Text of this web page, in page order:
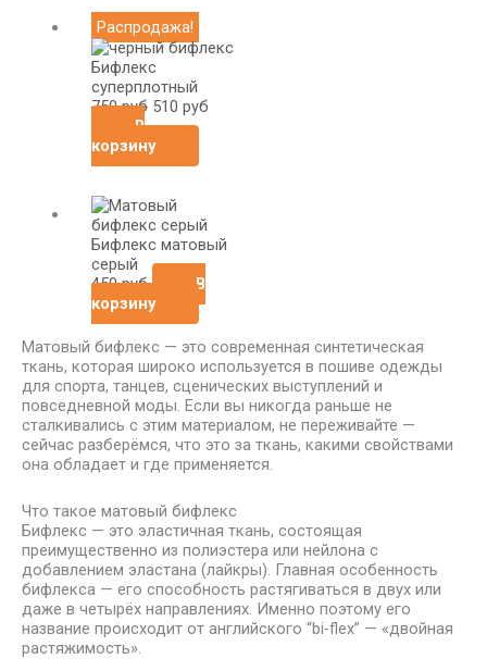
Распродажа!
Бифлекс
суперплотный
750руб
Первоначальная
цена
составляла
750
руб.
510 руб
цена:
В
корзину
Бифлекс матовый
серый
450руб
В
корзину
Матовый бифлекс — это современная синтетическая
ткань, которая широко используется в пошиве одежды
для спорта, танцев, сценических выступлений и
повседневной моды. Если вы никогда раньше не
сталкивались с этим материалом, не переживайте —
сейчас разберёмся, что это за ткань, какими свойствами
она обладает и где применяется.
Что такое матовый бифлекс
Бифлекс — это эластичная ткань, состоящая
преимущественно из полиэстера или нейлона с
добавлением эластана (лайкры). Главная особенность
бифлекса — его способность растягиваться в двух или
даже в четырёх направлениях. Именно поэтому его
название происходит от английского “bi-flex” — «двойная
растяжимость».